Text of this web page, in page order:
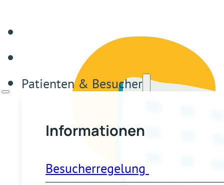
Patienten & Besucher
Informationen
Besucherregelung